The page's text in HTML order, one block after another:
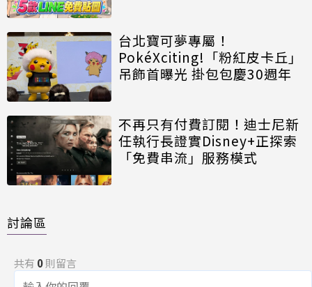
台北寶可夢專屬！
PokéXciting!「粉紅皮卡丘」
吊飾首曝光 掛包包慶30週年
不再只有付費訂閱！迪士尼新
任執行長證實Disney+正探索
「免費串流」服務模式
討論區
共有 0則留言